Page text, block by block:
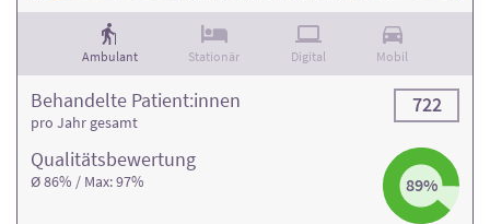
Ambulant Stationär Digital Mobil
Qualitäts­bewertung
Ø 86% / Max: 97% 89%
Behandelte Patient:innen
pro Jahr gesamt
722